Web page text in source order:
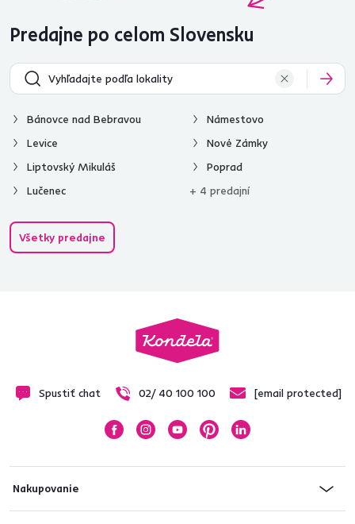
Predajne po celom Slovensku
Bánovce nad Bebravou
Levice
Liptovský Mikuláš
Lučenec
Námestovo
Nové Zámky
Poprad
+ 4 predajní
Všetky predajne
Spustiť chat 02/ 40 100 100 [email protected]
Nakupovanie